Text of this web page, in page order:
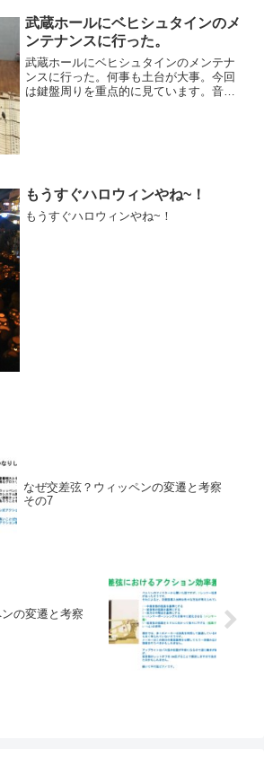
武蔵ホールにベヒシュタインのメ
ンテナンスに行った。
武蔵ホールにベヒシュタインのメンテナ
ンスに行った。何事も土台が大事。今回
は鍵盤周りを重点的に見ています。音降
もうすぐハロウィンやね~！
もうすぐハロウィンやね~！
なぜ交差弦？ウィッペンの変遷と考察
その7
ンの変遷と考察